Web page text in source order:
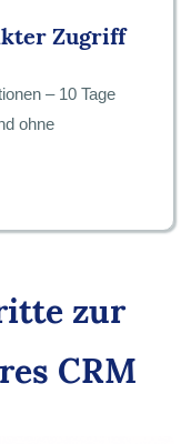
Zugriff
– 10 Tage
ohne
zur
CRM